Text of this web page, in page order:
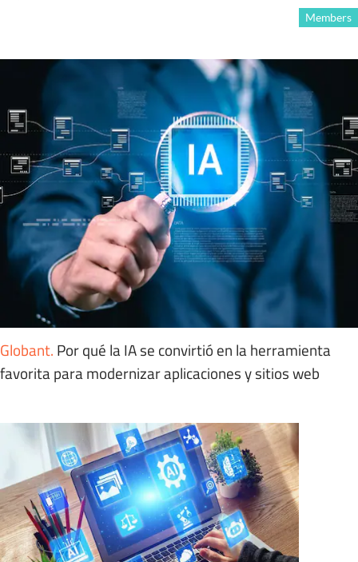
Members
Globant. Por qué la IA se convirtió en la herramienta
favorita para modernizar aplicaciones y sitios web